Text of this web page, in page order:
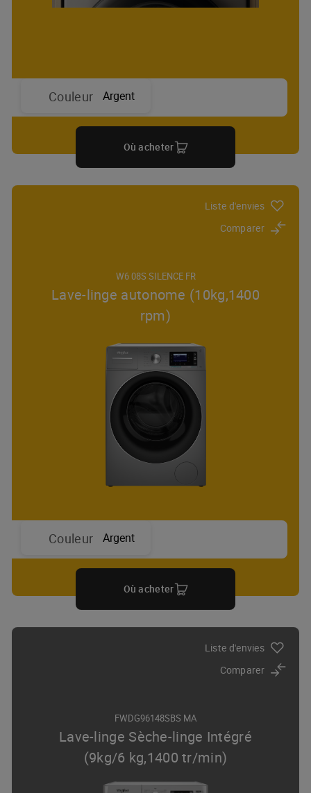
Couleur Argent
Où acheter
Liste d'envies
Comparer
W6 08S SILENCE FR
Lave-linge autonome (10kg,1400
rpm)
Couleur Argent
Où acheter
Liste d'envies
Comparer
FWDG96148SBS MA
Lave-linge Sèche-linge Intégré
(9kg/6 kg,1400 tr/min)